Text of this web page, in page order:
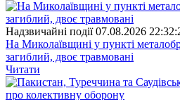
Надзвичайні події 07.08.2026
На Миколаївщині у пункті
загиблий, двоє травмовані
Читати